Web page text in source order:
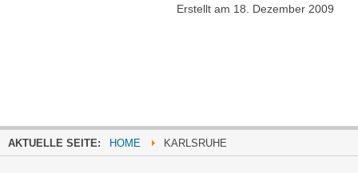
Erstellt am 18. Dezember 2009
AKTUELLE SEITE: HOME KARLSRUHE